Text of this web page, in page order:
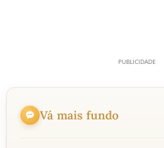
Vá mais fundo